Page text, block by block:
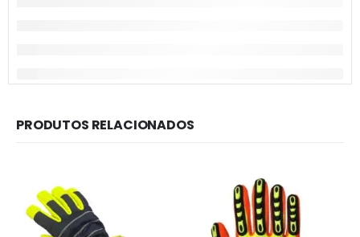
PRODUTOS RELACIONADOS